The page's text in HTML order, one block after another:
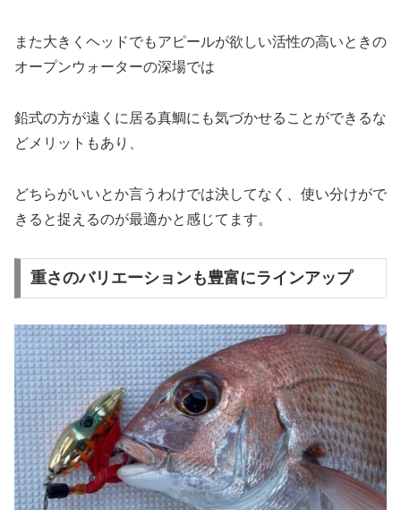
また大きくヘッドでもアピールが欲しい活性の高いときの
オープンウォーターの深場では
鉛式の方が遠くに居る真鯛にも気づかせることができるな
どメリットもあり、
どちらがいいとか言うわけでは決してなく、使い分けがで
きると捉えるのが最適かと感じてます。
重さのバリエーションも豊富にラインアップ